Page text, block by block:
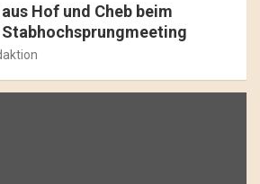
Hof und Cheb beim